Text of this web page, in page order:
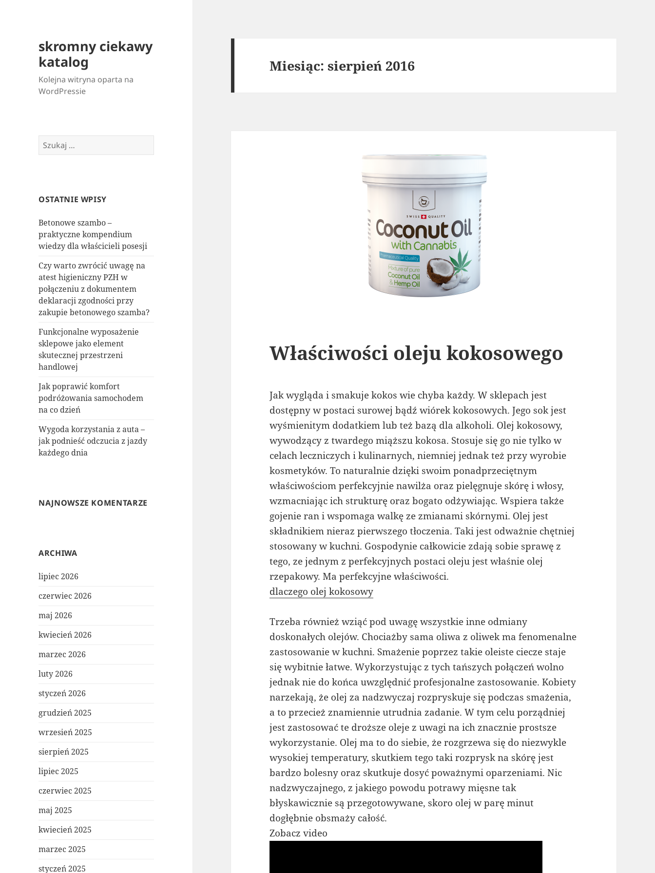
skromny ciekawy
katalog
Kolejna witryna oparta na
WordPressie
Szukaj:
OSTATNIE WPISY
Betonowe szambo –
praktyczne kompendium
wiedzy dla właścicieli posesji
Czy warto zwrócić uwagę na
atest higieniczny PZH w
połączeniu z dokumentem
deklaracji zgodności przy
zakupie betonowego szamba?
Funkcjonalne wyposażenie
sklepowe jako element
skutecznej przestrzeni
handlowej
Jak poprawić komfort
podróżowania samochodem
na co dzień
Wygoda korzystania z auta –
jak podnieść odczucia z jazdy
każdego dnia
NAJNOWSZE KOMENTARZE
ARCHIWA
lipiec 2026
czerwiec 2026
maj 2026
kwiecień 2026
marzec 2026
luty 2026
styczeń 2026
grudzień 2025
wrzesień 2025
sierpień 2025
lipiec 2025
czerwiec 2025
maj 2025
kwiecień 2025
marzec 2025
styczeń 2025
Miesiąc:sierpień 2016
Właściwości oleju kokosowego
Jak wygląda i smakuje kokos wie chyba każdy. W sklepach jest
dostępny w postaci surowej bądź wiórek kokosowych. Jego sok jest
wyśmienitym dodatkiem lub też bazą dla alkoholi. Olej kokosowy,
wywodzący z twardego miąższu kokosa. Stosuje się go nie tylko w
celach leczniczych i kulinarnych, niemniej jednak też przy wyrobie
kosmetyków. To naturalnie dzięki swoim ponadprzeciętnym
właściwościom perfekcyjnie nawilża oraz pielęgnuje skórę i włosy,
wzmacniając ich strukturę oraz bogato odżywiając. Wspiera także
gojenie ran i wspomaga walkę ze zmianami skórnymi. Olej jest
składnikiem nieraz pierwszego tłoczenia. Taki jest odważnie chętniej
stosowany w kuchni. Gospodynie całkowicie zdają sobie sprawę z
tego, ze jednym z perfekcyjnych postaci oleju jest właśnie olej
rzepakowy. Ma perfekcyjne właściwości.
dlaczego olej kokosowy
Trzeba również wziąć pod uwagę wszystkie inne odmiany
doskonałych olejów. Chociażby sama oliwa z oliwek ma fenomenalne
zastosowanie w kuchni. Smażenie poprzez takie oleiste ciecze staje
się wybitnie łatwe. Wykorzystując z tych tańszych połączeń wolno
jednak nie do końca uwzględnić profesjonalne zastosowanie. Kobiety
narzekają, że olej za nadzwyczaj rozpryskuje się podczas smażenia,
a to przecież znamiennie utrudnia zadanie. W tym celu porządniej
jest zastosować te droższe oleje z uwagi na ich znacznie prostsze
wykorzystanie. Olej ma to do siebie, że rozgrzewa się do niezwykle
wysokiej temperatury, skutkiem tego taki rozprysk na skórę jest
bardzo bolesny oraz skutkuje dosyć poważnymi oparzeniami. Nic
nadzwyczajnego, z jakiego powodu potrawy mięsne tak
błyskawicznie są przegotowywane, skoro olej w parę minut
dogłębnie obsmaży całość.
Zobacz video